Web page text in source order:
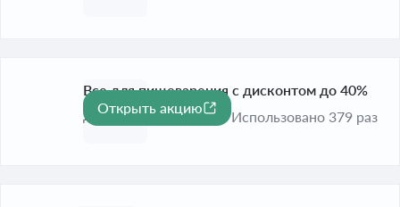
-40%
Все для пищеварения с дисконтом до 40%
До 31 дек. 2026
Открыть акцию
Использовано 379 раз